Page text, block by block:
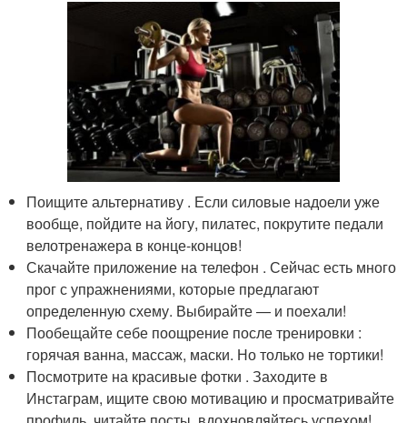
Поищите альтернативу . Если силовые надоели уже
вообще, пойдите на йогу, пилатес, покрутите педали
велотренажера в конце-концов!
Скачайте приложение на телефон . Сейчас есть много
прог с упражнениями, которые предлагают
определенную схему. Выбирайте — и поехали!
Пообещайте себе поощрение после тренировки :
горячая ванна, массаж, маски. Но только не тортики!
Посмотрите на красивые фотки . Заходите в
Инстаграм, ищите свою мотивацию и просматривайте